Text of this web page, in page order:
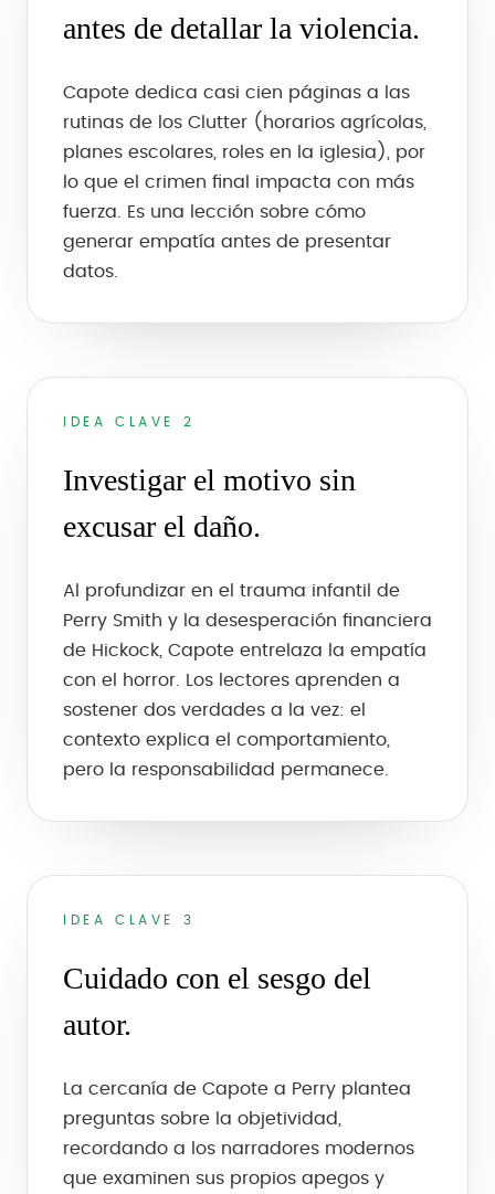
antes de detallar la violencia.
Capote dedica casi cien páginas a las
rutinas de los Clutter (horarios agrícolas,
planes escolares, roles en la iglesia), por
lo que el crimen final impacta con más
fuerza. Es una lección sobre cómo
generar empatía antes de presentar
datos.
IDEA CLAVE 2
Investigar el motivo sin
excusar el daño.
Al profundizar en el trauma infantil de
Perry Smith y la desesperación financiera
de Hickock, Capote entrelaza la empatía
con el horror. Los lectores aprenden a
sostener dos verdades a la vez: el
contexto explica el comportamiento,
pero la responsabilidad permanece.
IDEA CLAVE 3
Cuidado con el sesgo del
autor.
La cercanía de Capote a Perry plantea
preguntas sobre la objetividad,
recordando a los narradores modernos
que examinen sus propios apegos y